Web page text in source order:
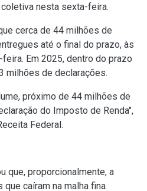
nesta sexta-feira.
cerca de 44 milhões de
até o final do prazo, às
Em 2025, dentro do prazo
milhões de declarações.
próximo de 44 milhões de
do Imposto de Renda",
Federal.
que, proporcionalmente, a
caíram na malha fina